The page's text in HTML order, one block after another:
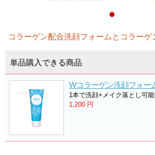
コラーゲン配合洗顔フォームとコラーゲ
単品購入できる商品
Wコラーゲン洗顔フォー
1本で洗顔+メイク落とし可
1,200 円